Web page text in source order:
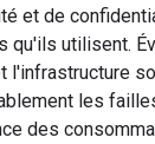
et de
qu'ils utilisent.
l'infrastructure
les
des